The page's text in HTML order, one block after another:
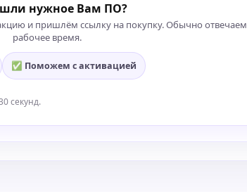
нужное Вам ПО?
и пришлём ссылку на покупку. Обычно отвечаем
рабочее время.
✅ Поможем с активацией
секунд.